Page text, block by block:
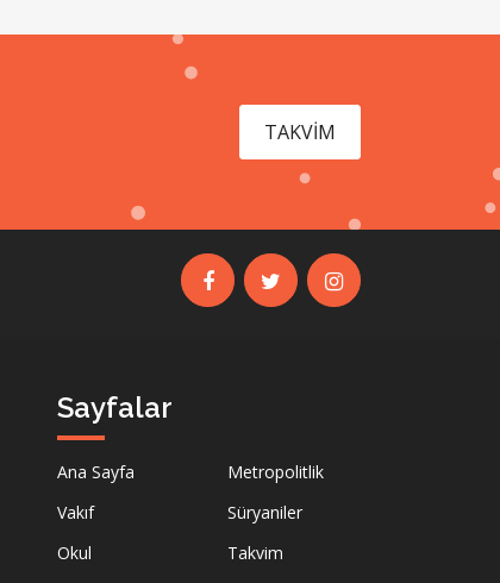
TAKVİM
Sayfalar
Ana Sayfa
Vakıf
Okul
Metropolitlik
Süryaniler
Takvim